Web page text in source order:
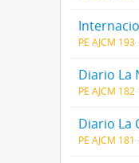
PE AJCM 193
Diario La
PE AJCM 182
Diario La
PE AJCM 181